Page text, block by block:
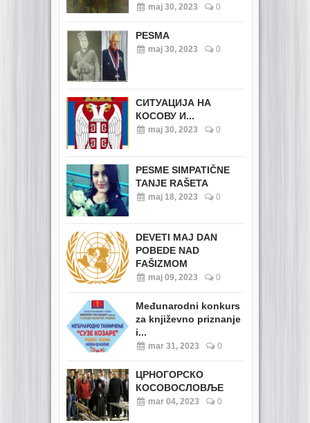
maj 30, 2023 0
PESMA
maj 30, 2023 0
СИТУАЦИЈА НА
КОСОВУ И...
maj 30, 2023 0
PESME SIMPATIČNE
TANJE RAŠETA
maj 18, 2023 0
DEVETI MAJ DAN
POBEDE NAD
FAŠIZMOM
maj 09, 2023 0
Međunarodni konkurs
za književno priznanje
i...
mar 31, 2023 0
ЦРНОГОРСКО
КОСОВОСЛОВЉЕ
mar 04, 2023 0